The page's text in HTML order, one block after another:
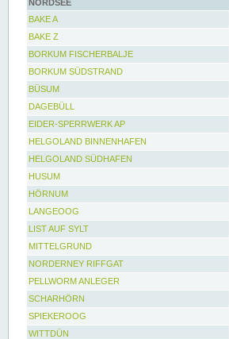
NORDSEE
BAKE A
BAKE Z
BORKUM FISCHERBALJE
BORKUM SÜDSTRAND
BÜSUM
DAGEBÜLL
EIDER-SPERRWERK AP
HELGOLAND BINNENHAFEN
HELGOLAND SÜDHAFEN
HUSUM
HÖRNUM
LANGEOOG
LIST AUF SYLT
MITTELGRUND
NORDERNEY RIFFGAT
PELLWORM ANLEGER
SCHARHÖRN
SPIEKEROOG
WITTDÜN